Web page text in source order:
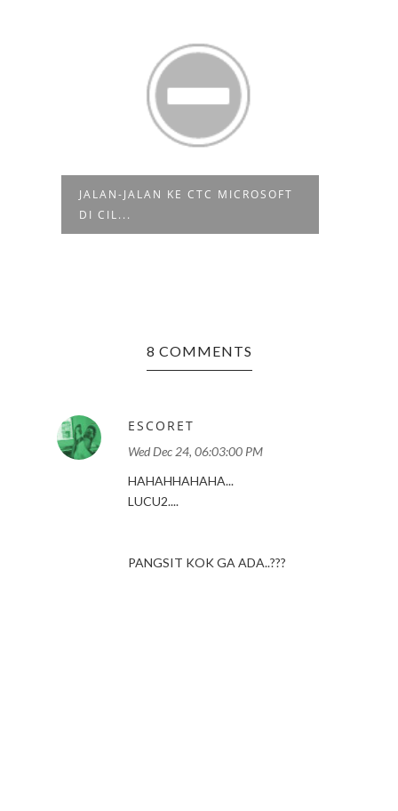
JALAN-JALAN KE CTC MICROSOFT
DI CIL...
8 COMMENTS
ESCORET
Wed Dec 24, 06:03:00 PM
HAHAHHAHAHA...
LUCU2....
PANGSIT KOK GA ADA..???